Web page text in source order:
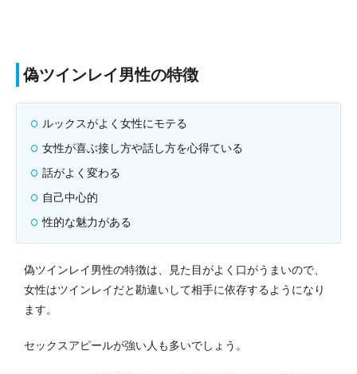
偽ツインレイ男性の特徴
ルックスがよく女性にモテる
女性が喜ぶ接し方や話し方を心得ている
話がよく変わる
自己中心的
性的な魅力がある
偽ツインレイ男性の特徴は、見た目がよく口がうまいので、
女性はツインレイだと勘違いして相手に依存するようになり
ます。
セックスアピールが強い人も多いでしょう。